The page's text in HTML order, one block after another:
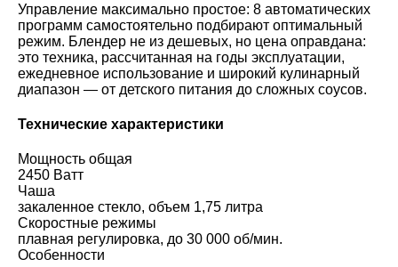
Управление максимально простое: 8 автоматических
программ самостоятельно подбирают оптимальный
режим. Блендер не из дешевых, но цена оправдана:
это техника, рассчитанная на годы эксплуатации,
ежедневное использование и широкий кулинарный
диапазон — от детского питания до сложных соусов.
Технические характеристики
Мощность общая
2450 Ватт
Чаша
закаленное стекло, объем 1,75 литра
Скоростные режимы
плавная регулировка, до 30 000 об/мин.
Особенности